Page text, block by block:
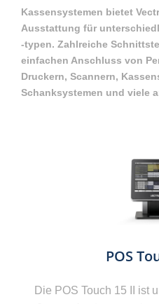
Kassensystemen bietet
Ausstattung für
-typen. Zahlreiche
einfachen Anschluss von
Druckern, Scannern,
Schanksystemen und viele
POS
Die POS Touch 15 II ist